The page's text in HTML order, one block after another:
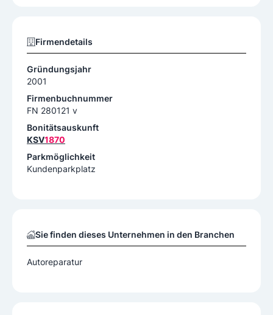
Firmendetails
Gründungsjahr
2001
Firmenbuchnummer
FN 280121 v
Bonitätsauskunft
KSV1870
Parkmöglichkeit
Kundenparkplatz
Sie finden dieses Unternehmen in den Branchen
Autoreparatur